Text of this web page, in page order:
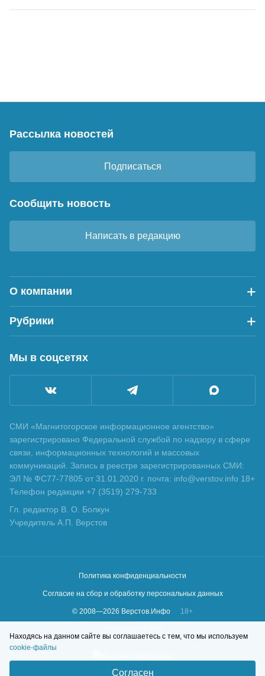
Рассылка новостей
Подписаться
Сообщить новость
Написать в редакцию
О компании
Рубрики
Мы в соцсетях
СМИ «Магнитогорское информационное агентство»
зарегистрировано Федеральной службой по надзору в сфере
связи, информационных технологий и массовых
коммуникаций. Запись в реестре зарегистрированных СМИ:
ЭЛ № ФС77-77805 от 31.01.2020 г. почта: info@verstov.info 18+
Телефон редакции +7 (3519) 279-733
Гл. редактор В. О. Болкун
Учредитель А.П. Верстов
Политика конфиденциальности
Согласие на сбор и обработку персональных данных
© 2008—2026 Верстов.Инфо
18+
Находясь на данном сайте вы соглашаетесь с тем, что мы используем
cookie-файлы
Согласен